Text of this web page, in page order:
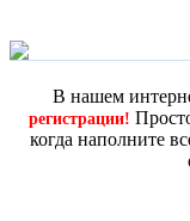
В нашем
регистрации!
когда наполните